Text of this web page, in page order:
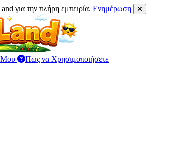
για την πλήρη εμπειρία. Ενημέρωση
Μου
Πώς να Χρησιμοποιήσετε